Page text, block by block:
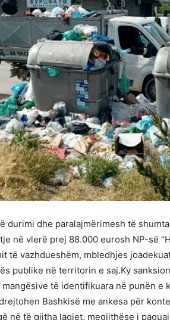
durimi dhe paralajmërimesh të
në vlerë prej 88.000 eurosh NP-së
të vazhdueshëm, mbledhjes
publike në territorin e saj.Ky
të identifikuara në punën e
Bashkisë me ankesa për
në të gjitha lagjet, megjithëse i